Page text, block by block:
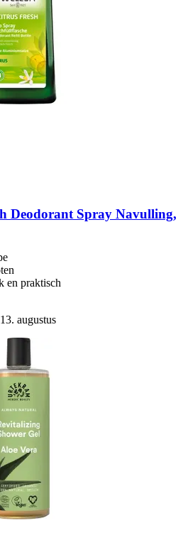
Deodorant Spray Navulling,
en praktisch
augustus